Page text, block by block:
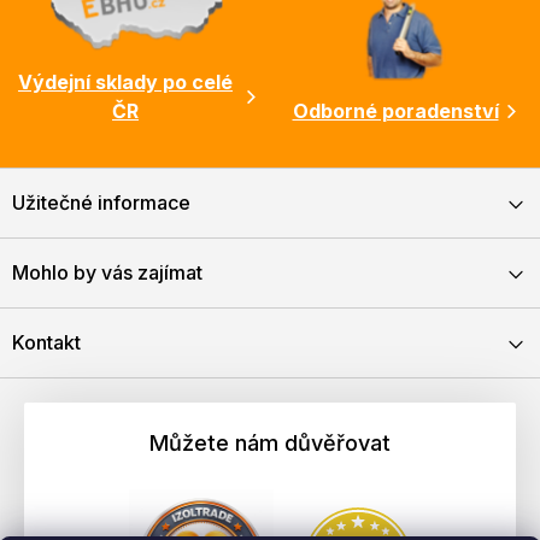
Výdejní sklady po celé
ČR
Odborné poradenství
Užitečné informace
Mohlo by vás zajímat
Kontakt
Můžete nám důvěřovat